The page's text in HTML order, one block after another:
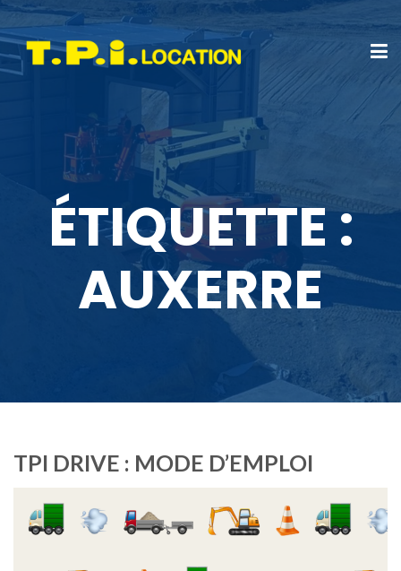
ÉTIQUETTE :
AUXERRE
TPI DRIVE : MODE D’EMPLOI